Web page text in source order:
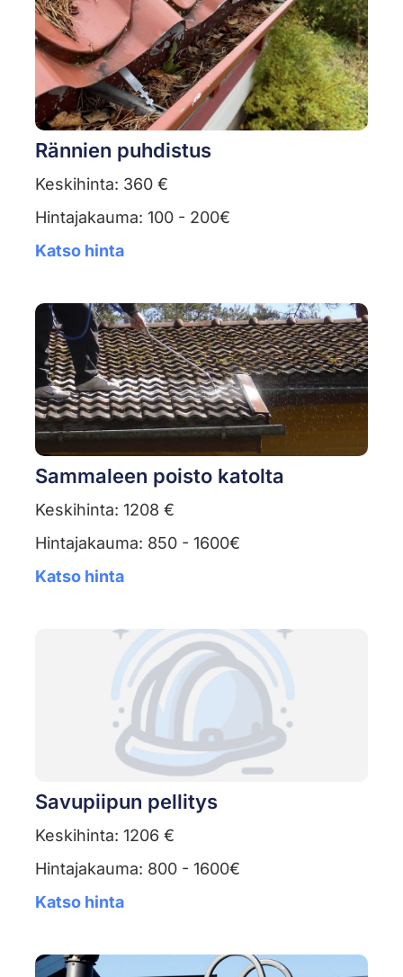
Rännien puhdistus
Keskihinta: 360 €
Hintajakauma: 100 - 200€
Katso hinta
Sammaleen poisto katolta
Keskihinta: 1208 €
Hintajakauma: 850 - 1600€
Katso hinta
Savupiipun pellitys
Keskihinta: 1206 €
Hintajakauma: 800 - 1600€
Katso hinta